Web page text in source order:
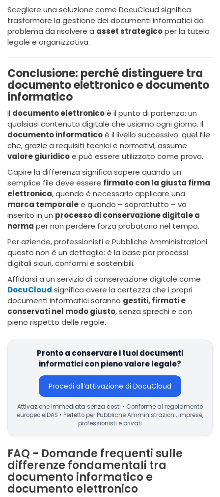
Scegliere una soluzione come DocuCloud significa
trasformare la gestione dei documenti informatici da
problema da risolvere a asset strategicoper la tutela
legale e organizzativa.
Conclusione: perché distinguere tra
documento elettronico e documento
informatico
Il documento elettronicoè il punto di partenza: un
qualsiasi contenuto digitale che usiamo ogni giorno. Il
documento informaticoè il livello successivo: quel file
che, grazie a requisiti tecnici e normativi, assume
valore giuridicoe può essere utilizzato come prova.
Capire la differenza significa sapere quando un
semplice file deve essere firmato con la giusta firma
elettronica, quando è necessario applicare una
marca temporalee quando – soprattutto – va
inserito in un processo di conservazione digitale a
norma per non perdere forza probatoria nel tempo.
Per aziende, professionisti e Pubbliche Amministrazioni
questo non è un dettaglio: è la base per processi
digitali sicuri, conformi e sostenibili.
Affidarsi a un servizio di conservazione digitale come
DocuCloud significa avere la certezza che i propri
documenti informatici saranno gestiti, firmati e
conservati nel modo giusto, senza sprechi e con
pieno rispetto delle regole.
Pronto a conservare i tuoi documenti
informatici con pieno valore legale?
Procedi all’attivazione di DocuCloud
Attivazione immediata senza costi • Conforme al regolamento
europeo eIDAS • Perfetto per Pubbliche Amministrazioni, imprese,
professionisti e privati
FAQ - Domande frequenti sulle
differenze fondamentali tra
documento informatico e
documento elettronico